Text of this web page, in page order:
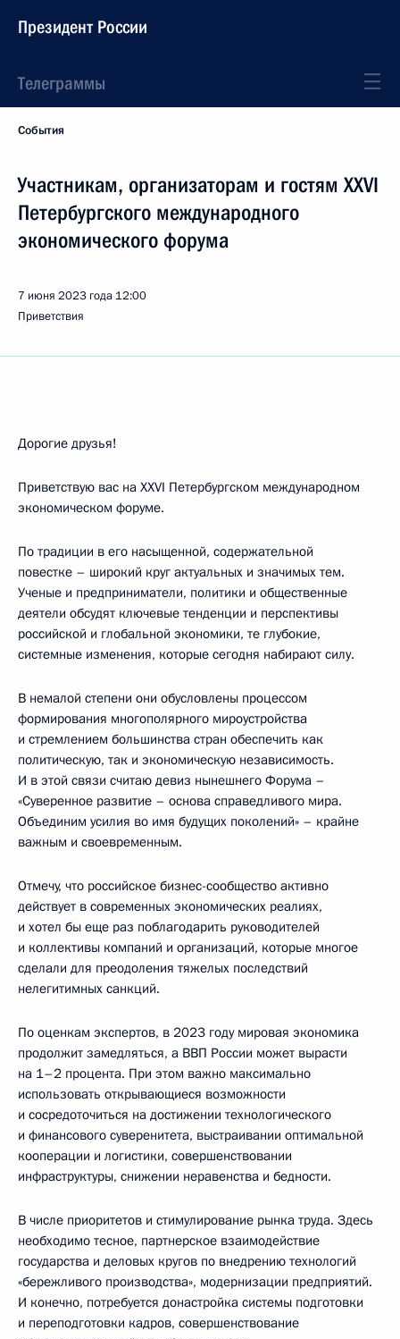
Президент России
Телеграммы
События
Участникам, организаторам и гостям XXVI
Петербургского международного
экономического форума
7 июня 2023 года 12:00
Приветствия
Дорогие друзья!
Приветствую вас на XXVI Петербургском международном
экономическом форуме.
По традиции в его насыщенной, содержательной
повестке – широкий круг актуальных и значимых тем.
Ученые и предприниматели, политики и общественные
деятели обсудят ключевые тенденции и перспективы
российской и глобальной экономики, те глубокие,
системные изменения, которые сегодня набирают силу.
В немалой степени они обусловлены процессом
формирования многополярного мироустройства
и стремлением большинства стран обеспечить как
политическую, так и экономическую независимость.
И в этой связи считаю девиз нынешнего Форума –
«Суверенное развитие – основа справедливого мира.
Объединим усилия во имя будущих поколений» – крайне
важным и своевременным.
Отмечу, что российское бизнес-сообщество активно
действует в современных экономических реалиях,
и хотел бы еще раз поблагодарить руководителей
и коллективы компаний и организаций, которые многое
сделали для преодоления тяжелых последствий
нелегитимных санкций.
По оценкам экспертов, в 2023 году мировая экономика
продолжит замедляться, а ВВП России может вырасти
на 1–2 процента. При этом важно максимально
использовать открывающиеся возможности
и сосредоточиться на достижении технологического
и финансового суверенитета, выстраивании оптимальной
кооперации и логистики, совершенствовании
инфраструктуры, снижении неравенства и бедности.
В числе приоритетов и стимулирование рынка труда. Здесь
необходимо тесное, партнерское взаимодействие
государства и деловых кругов по внедрению технологий
«бережливого производства», модернизации предприятий.
И конечно, потребуется донастройка системы подготовки
и переподготовки кадров, совершенствование